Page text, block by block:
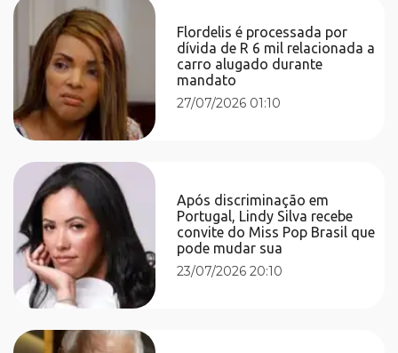
Flordelis é processada por
dívida de R 6 mil relacionada a
carro alugado durante
mandato
27/07/2026 01:10
Após discriminação em
Portugal, Lindy Silva recebe
convite do Miss Pop Brasil que
pode mudar sua
23/07/2026 20:10